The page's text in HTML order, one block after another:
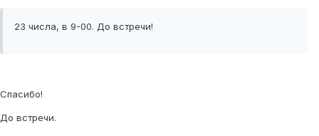
23 числа, в 9-00. До встречи!
Спасибо!
До встречи.